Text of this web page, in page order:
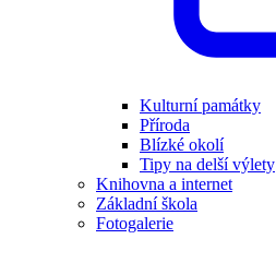
Kulturní památky
Příroda
Blízké okolí
Tipy na delší výlety
Knihovna a internet
Základní škola
Fotogalerie